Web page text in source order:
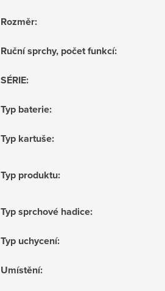
Rozměr:
Ruční sprchy, počet funkcí:
SÉRIE:
Typ baterie:
Typ kartuše:
Typ produktu:
Typ sprchové hadice:
Typ uchycení:
Umístění: